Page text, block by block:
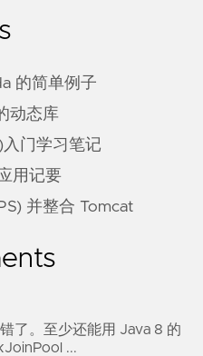
的简单例子
动态库
门学习笔记
用记要
并整合 Tomcat
了。至少还能用 Java 8 的
...